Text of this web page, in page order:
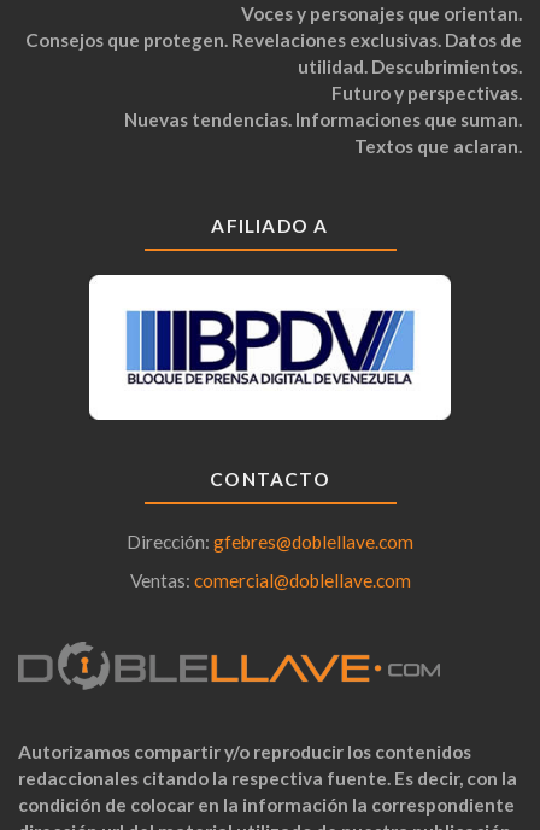
Voces y personajes que orientan.
Consejos que protegen. Revelaciones exclusivas. Datos de
utilidad. Descubrimientos.
Futuro y perspectivas.
Nuevas tendencias. Informaciones que suman.
Textos que aclaran.
AFILIADO A
CONTACTO
Dirección: gfebres@doblellave.com
Ventas: comercial@doblellave.com
Autorizamos compartir y/o reproducir los contenidos
redaccionales citando la respectiva fuente. Es decir, con la
condición de colocar en la información la correspondiente